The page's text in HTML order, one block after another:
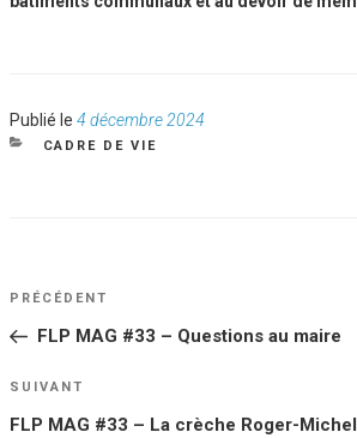
Publié le Publié
le
4 décembre 2024
CATÉGORIES
CADRE DE VIE
NAVIGATION
DE
Article
PRÉCÉDENT
FLP MAG #33 – Questions au maire
Article
SUIVANT
FLP MAG #33 – La crèche Roger-